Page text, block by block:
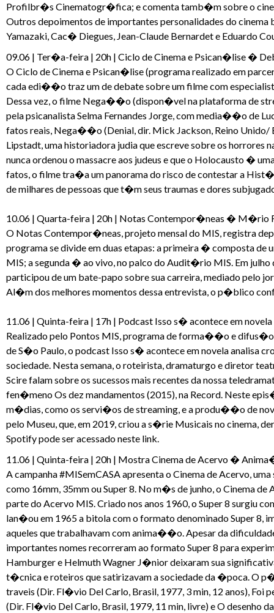
Profilbr�s Cinematogr�fica; e comenta tamb�m sobre o
Outros depoimentos de importantes personalidades do
Yamazaki, Cac� Diegues, Jean-Claude Bernardet e Eduardo
09.06 | Ter�a-feira | 20h | Ciclo de Cinema e Psican�lise �
O Ciclo de Cinema e Psican�lise (programa realizado em
cada edi��o traz um de debate sobre um filme com
Dessa vez, o filme Nega��o (dispon�vel na plataforma de
pela psicanalista Selma Fernandes Jorge, com media��o de
fatos reais, Nega��o (Denial, dir. Mick Jackson, Reino Unido/
Lipstadt, uma historiadora judia que escreve sobre os horrores
nunca ordenou o massacre aos judeus e que o Holocausto �
fatos, o filme tra�a um panorama do risco de contestar a
de milhares de pessoas que t�m seus traumas e dores
10.06 | Quarta-feira | 20h | Notas Contempor�neas � M�rio
O Notas Contempor�neas, projeto mensal do MIS, registra
programa se divide em duas etapas: a primeira � composta
MIS; a segunda � ao vivo, no palco do Audit�rio MIS. Em
participou de um bate-papo sobre sua carreira, mediado pelo
Al�m dos melhores momentos dessa entrevista, o p�blico
11.06 | Quinta-feira | 17h | Podcast Isso s� acontece em
Realizado pelo Pontos MIS, programa de forma��o e
de S�o Paulo, o podcast Isso s� acontece em novela analisa
sociedade. Nesta semana, o roteirista, dramaturgo e diretor
Scire falam sobre os sucessos mais recentes da nossa
fen�meno Os dez mandamentos (2015), na Record. Neste
m�dias, como os servi�os de streaming, e a produ��o de
pelo Museu, que, em 2019, criou a s�rie Musicais no cinema,
Spotify pode ser acessado neste link.
11.06 | Quinta-feira | 20h | Mostra Cinema de Acervo �
A campanha #MISemCASA apresenta o Cinema de Acervo,
como 16mm, 35mm ou Super 8. No m�s de junho, o Cinema
parte do Acervo MIS. Criado nos anos 1960, o Super 8 surgiu
lan�ou em 1965 a bitola com o formato denominado Super 8,
aqueles que trabalhavam com anima��o. Apesar da
importantes nomes recorreram ao formato Super 8 para
Hamburger e Helmuth Wagner J�nior deixaram sua
t�cnica e roteiros que satirizavam a sociedade da �poca.
traveis (Dir. Fl�vio Del Carlo, Brasil, 1977, 3 min, 12 anos), Foi
(Dir. Fl�vio Del Carlo, Brasil, 1979, 11 min, livre) e O desenho